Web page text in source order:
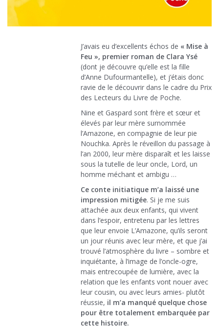
J’avais eu d’excellents échos de « Mise à
Feu », premier roman de Clara Ysé
(dont je découvre qu’elle est la fille
d’Anne Dufourmantelle), et j’étais donc
ravie de le découvrir dans le cadre du Prix
des Lecteurs du Livre de Poche.
Nine et Gaspard sont frère et sœur et
élevés par leur mère surnommée
l’Amazone, en compagnie de leur pie
Nouchka. Après le réveillon du passage à
l’an 2000, leur mère disparaît et les laisse
sous la tutelle de leur oncle, Lord, un
homme méchant et ambigu …
Ce conte initiatique m’a laissé une
impression mitigée. Si je me suis
attachée aux deux enfants, qui vivent
dans l’espoir, entretenu par les lettres
que leur envoie L’Amazone, qu’ils seront
un jour réunis avec leur mère, et que j’ai
trouvé l’atmosphère du livre – sombre et
inquiétante, à l’image de l’oncle-ogre,
mais entrecoupée de lumière, avec la
relation que les enfants vont nouer avec
leur cousin, ou avec leurs amies- plutôt
réussie, il m’a manqué quelque chose
pour être totalement embarquée par
cette histoire.